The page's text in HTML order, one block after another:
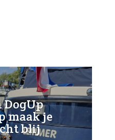
DogUp
maak je
blij